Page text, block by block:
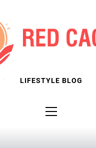
LIFESTYLE BLOG
Menu